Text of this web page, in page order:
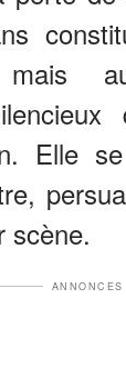
mais
Elle
scène.
ANNONCES